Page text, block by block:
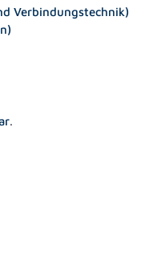
Verbindungstechnik)
.